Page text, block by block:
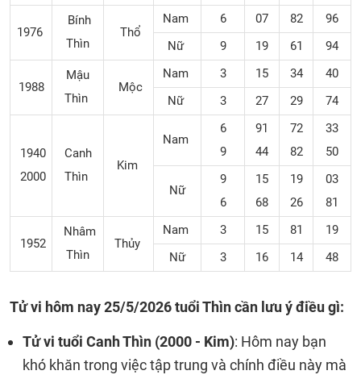
1976
Bính
Thìn
Thổ
Nam 6 07 82
96
Nữ
9 19 61 94
1988
Mậu
Thìn
Mộc
Nam 3 15 34
40
Nữ
3 27 29 74
1940
2000
Canh
Thìn
Kim
Nam
6
9
91
44
72
82
33
50
Nữ
9
6
15
68
19
26
03
81
1952
Nhâm
Thìn
Thủy
Nam 3 15 81
19
Nữ
3 16 14 48
Tử vi hôm nay 25/5/2026 tuổi Thìn cần lưu ý điều gì:
Tử vi tuổi Canh Thìn (2000 - Kim): Hôm nay bạn
khó khăn trong việc tập trung và chính điều này mà